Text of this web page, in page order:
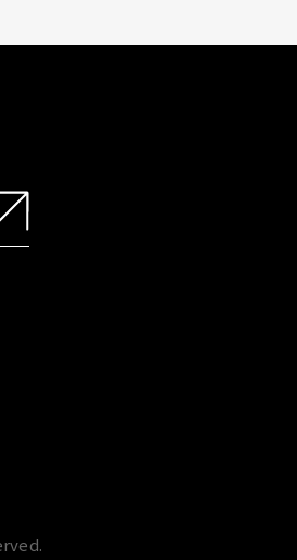
」即代表您同意採用目前的設定。